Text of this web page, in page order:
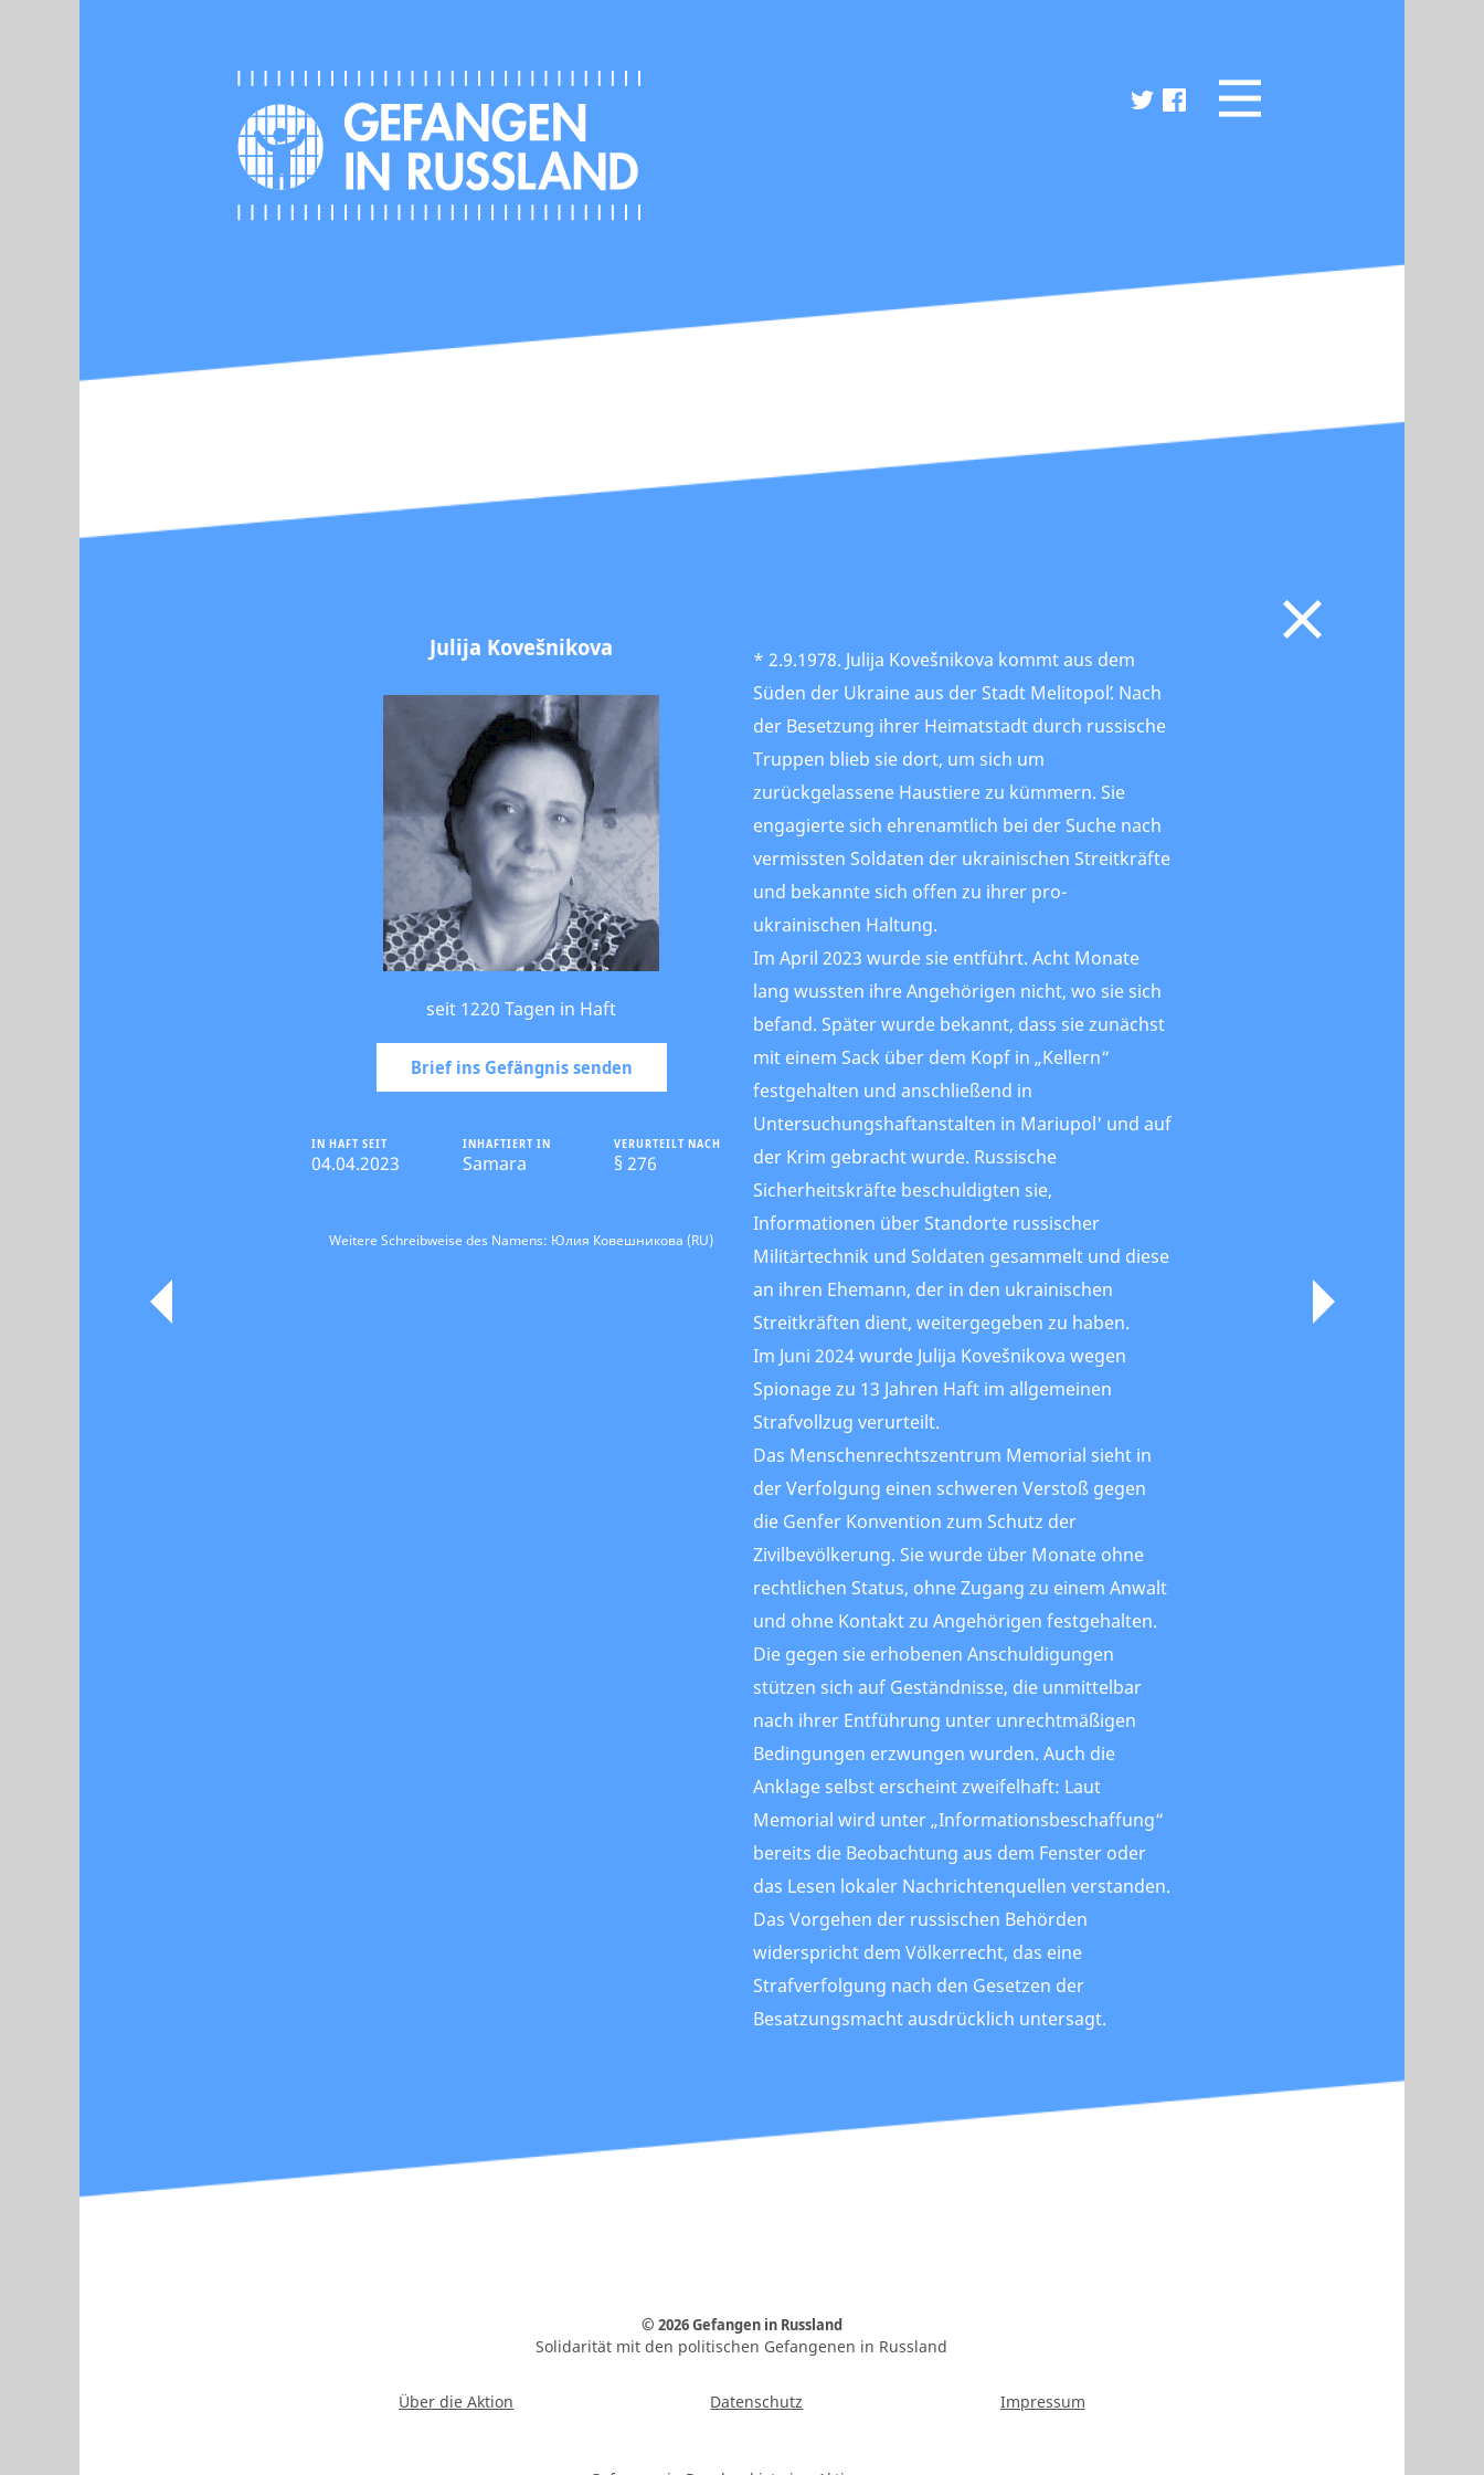
Julija Kovešnikova
seit 1220 Tagen in Haft
Brief ins Gefängnis senden
IN HAFT SEIT
04.04.2023
INHAFTIERT IN
Samara
VERURTEILT NACH
§ 276
Weitere Schreibweise des Namens: Юлия Ковешникова (RU)
* 2.9.1978. Julija Kovešnikova kommt aus dem
Süden der Ukraine aus der Stadt Melitopolʹ. Nach
der Besetzung ihrer Heimatstadt durch russische
Truppen blieb sie dort, um sich um
zurückgelassene Haustiere zu kümmern. Sie
engagierte sich ehrenamtlich bei der Suche nach
vermissten Soldaten der ukrainischen Streitkräfte
und bekannte sich offen zu ihrer pro-
ukrainischen Haltung.
Im April 2023 wurde sie entführt. Acht Monate
lang wussten ihre Angehörigen nicht, wo sie sich
befand. Später wurde bekannt, dass sie zunächst
mit einem Sack über dem Kopf in „Kellern“
festgehalten und anschließend in
Untersuchungshaftanstalten in Mariupol' und auf
der Krim gebracht wurde. Russische
Sicherheitskräfte beschuldigten sie,
Informationen über Standorte russischer
Militärtechnik und Soldaten gesammelt und diese
an ihren Ehemann, der in den ukrainischen
Streitkräften dient, weitergegeben zu haben.
Im Juni 2024 wurde Julija Kovešnikova wegen
Spionage zu 13 Jahren Haft im allgemeinen
Strafvollzug verurteilt.
Das Menschenrechtszentrum Memorial sieht in
der Verfolgung einen schweren Verstoß gegen
die Genfer Konvention zum Schutz der
Zivilbevölkerung. Sie wurde über Monate ohne
rechtlichen Status, ohne Zugang zu einem Anwalt
und ohne Kontakt zu Angehörigen festgehalten.
Die gegen sie erhobenen Anschuldigungen
stützen sich auf Geständnisse, die unmittelbar
nach ihrer Entführung unter unrechtmäßigen
Bedingungen erzwungen wurden. Auch die
Anklage selbst erscheint zweifelhaft: Laut
Memorial wird unter „Informationsbeschaffung“
bereits die Beobachtung aus dem Fenster oder
das Lesen lokaler Nachrichtenquellen verstanden.
Das Vorgehen der russischen Behörden
widerspricht dem Völkerrecht, das eine
Strafverfolgung nach den Gesetzen der
Besatzungsmacht ausdrücklich untersagt.
© 2026 Gefangen in Russland
Solidarität mit den politischen Gefangenen in Russland
Über die Aktion Datenschutz Impressum